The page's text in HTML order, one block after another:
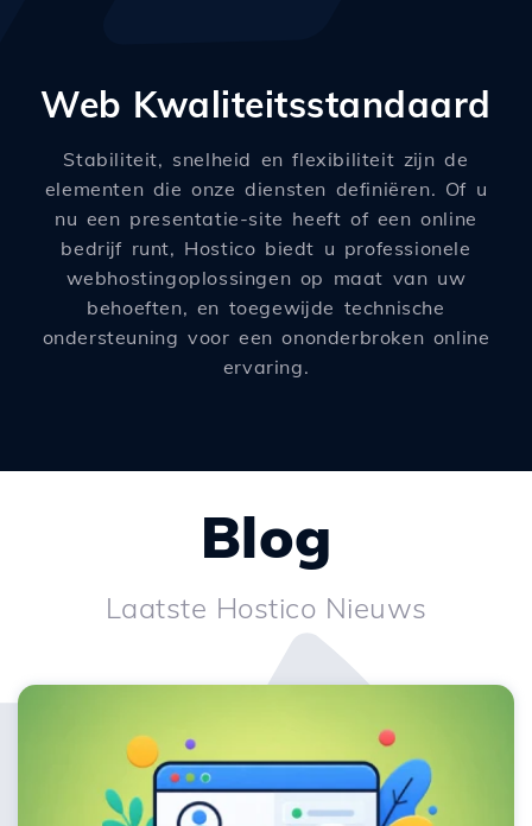
Web Kwaliteitsstandaard
Stabiliteit, snelheid en flexibiliteit zijn de
elementen die onze diensten definiëren. Of u
nu een presentatie-site heeft of een online
bedrijf runt, Hostico biedt u professionele
webhostingoplossingen op maat van uw
behoeften, en toegewijde technische
ondersteuning voor een ononderbroken online
ervaring.
Blog
Laatste Hostico Nieuws